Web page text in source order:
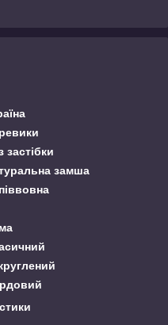
застібки
замша